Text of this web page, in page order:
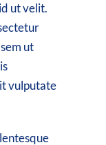
ut velit.
ut
vulputate